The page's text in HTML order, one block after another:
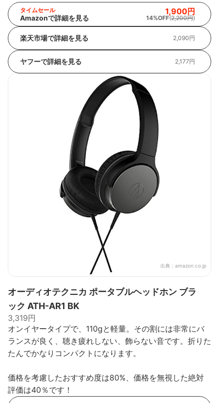
タイムセール
Amazonで詳細を見る
1,900円
14%OFF(2,200円)
楽天市場で詳細を見る 2,090円
ヤフーで詳細を見る 2,177円
出典： amazon.co.jp
オーディオテクニカ ポータブルヘッドホン ブラ
ック ATH-AR1 BK
3,319円
オンイヤータイプで、110gと軽量。その割には非常にバ
ランスが良く、聴き疲れしない、飾らない音です。折りた
たんでかなりコンパクトになります。
価格を考慮したおすすめ度は80%、価格を無視した絶対
評価は40％です！